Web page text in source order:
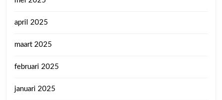
april 2025
maart 2025
februari 2025
januari 2025